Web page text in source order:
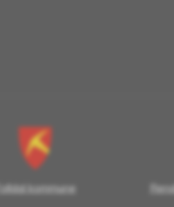
Folldal kommune